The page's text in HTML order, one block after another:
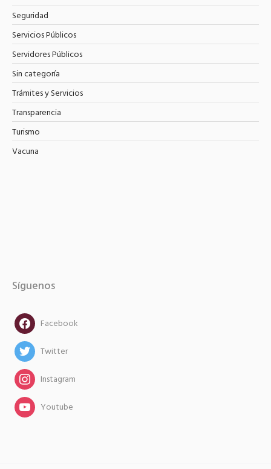
Seguridad
Servicios Públicos
Servidores Públicos
Sin categoría
Trámites y Servicios
Transparencia
Turismo
Vacuna
Síguenos
facebookFacebook
twitterTwitter
instagramInstagram
instagramYoutube